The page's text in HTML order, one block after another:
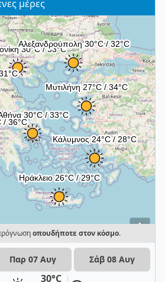
μέρες
i
οπουδήποτε στον κόσμο.
Παρ 07 Αυγ Σάβ 08 Αυγ
30°C